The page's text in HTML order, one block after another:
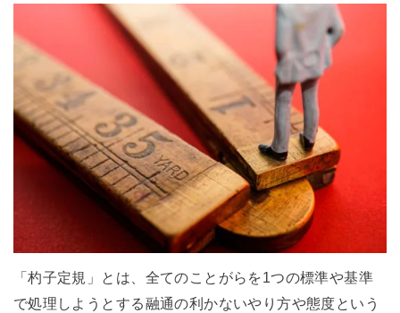
「杓子定規」とは、全てのことがらを1つの標準や基準
で処理しようとする融通の利かないやり方や態度という